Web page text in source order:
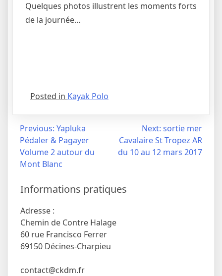
Quelques photos illustrent les moments forts
de la journée…
Posted in Kayak Polo
Navigation
l’article
Previous: Yapluka
Pédaler & Pagayer
Volume 2 autour du
Mont Blanc
Next: sortie mer
Cavalaire St Tropez AR
du 10 au 12 mars 2017
Informations pratiques
Adresse :
Chemin de Contre Halage
60 rue Francisco Ferrer
69150 Décines-Charpieu
contact@ckdm.fr